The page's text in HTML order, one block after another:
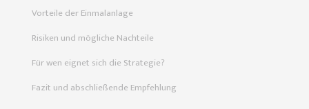
Vorteile der Einmalanlage
Risiken und mögliche Nachteile
Für wen eignet sich die Strategie?
Fazit und abschließende Empfehlung